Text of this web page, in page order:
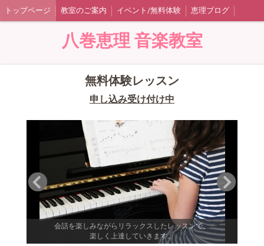
トップページ 教室のご案内 イベント/無料体験 恵理ブログ
八巻恵理 音楽教室
無料体験レッスン
申し込み受け付け中
会話を楽しみながらリラックスしたレッスンで、
楽しく上達していきます。